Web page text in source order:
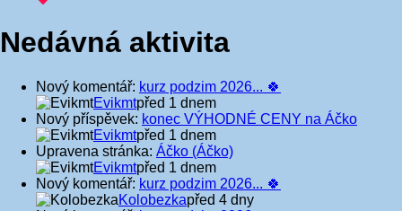
Nedávná aktivita
Nový komentář: kurz podzim 2026... 🍀
Evikmtpřed 1 dnem
Nový příspěvek: konec VÝHODNÉ CENY na Áčko
Evikmtpřed 1 dnem
Upravena stránka: Áčko (Áčko)
Evikmtpřed 1 dnem
Nový komentář: kurz podzim 2026... 🍀
Kolobezkapřed 4 dny